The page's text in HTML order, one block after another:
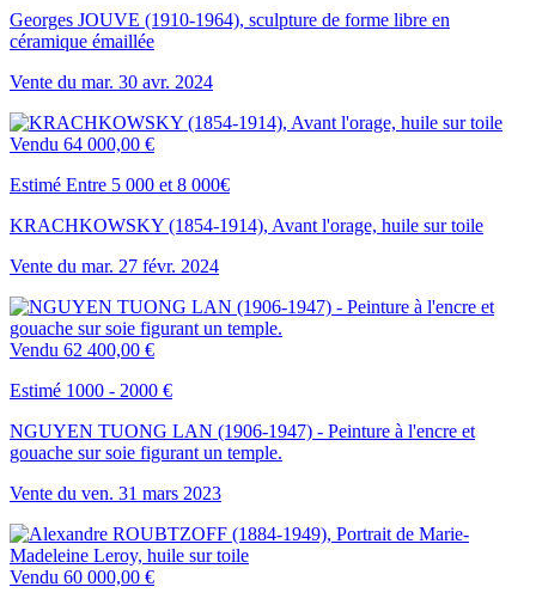
Georges JOUVE (1910-1964), sculpture de forme libre en
céramique émaillée
Vente du mar. 30 avr. 2024
Vendu 64 000,00 €
Estimé Entre 5 000 et 8 000€
KRACHKOWSKY (1854-1914), Avant l'orage, huile sur toile
Vente du mar. 27 févr. 2024
Vendu 62 400,00 €
Estimé 1000 - 2000 €
NGUYEN TUONG LAN (1906-1947) - Peinture à l'encre et
gouache sur soie figurant un temple.
Vente du ven. 31 mars 2023
Vendu 60 000,00 €